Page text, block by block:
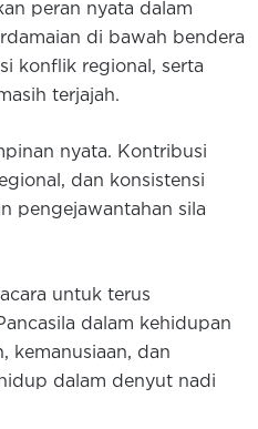
peran nyata dalam
di bawah bendera
konflik regional, serta
terjajah.
nyata. Kontribusi
dan konsistensi
pengejawantahan sila
untuk terus
dalam kehidupan
kemanusiaan, dan
dalam denyut nadi
Bendera Merah Putih
Bulan Agustus